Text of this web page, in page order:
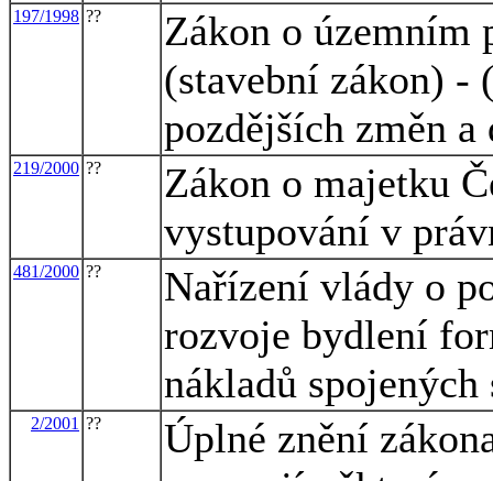
197/1998 ??
Zákon o územním
(stavební zákon) -
pozdějších změn
219/2000 ??
Zákon o majetku
vystupování v
481/2000 ??
Nařízení vlády o
rozvoje bydlení
nákladů
2/2001 ??
Úplné znění